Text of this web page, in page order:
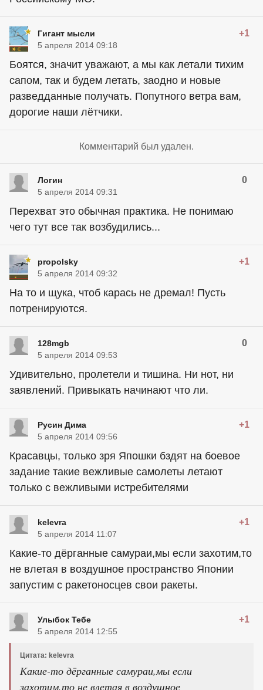
Гигант мысли +1
5 апреля 2014 09:18
Боятся, значит уважают, а мы как летали тихим
сапом, так и будем летать, заодно и новые
разведданные получать. Попутного ветра вам,
дорогие наши лётчики.
Комментарий был удален.
Лoгин 0
5 апреля 2014 09:31
Перехват это обычная практика. Не понимаю
чего тут все так возбудились...
propolsky +1
5 апреля 2014 09:32
На то и щука, чтоб карась не дремал! Пусть
потренируются.
128mgb 0
5 апреля 2014 09:53
Удивительно, пролетели и тишина. Ни нот, ни
заявлений. Привыкать начинают что ли.
Русин Дима +1
5 апреля 2014 09:56
Красавцы, только зря Япошки бздят на боевое
задание такие вежливые самолеты летают
только с вежливыми истребителями
kelevra +1
5 апреля 2014 11:07
Какие-то дёрганные самураи,мы если захотим,то
не влетая в воздушное пространство Японии
запустим с ракетоносцев свои ракеты.
Улыбок Тебе +1
5 апреля 2014 12:55
Цитата: kelevra
Какие-то дёрганные самураи,мы если
захотим,то не влетая в воздушное